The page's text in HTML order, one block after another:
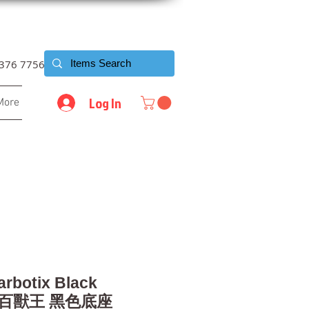
7756
Log In
Black
獸王 黑色底座